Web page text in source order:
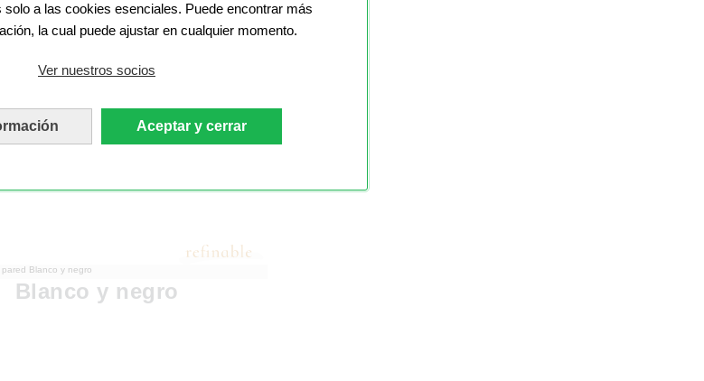
a las cookies esenciales. Puede encontrar más
la cual puede ajustar en cualquier momento.
Ver nuestros socios
Aceptar y cerrar
Blanco y negro